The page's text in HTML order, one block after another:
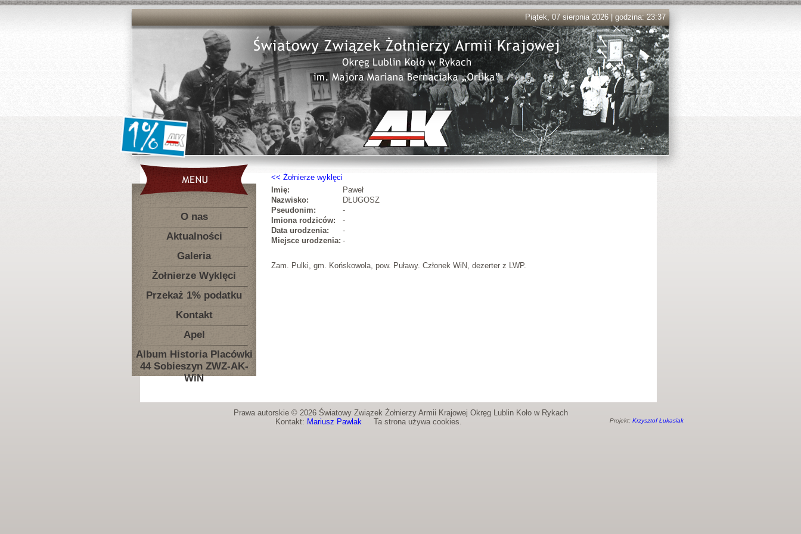
Piątek, 07 sierpnia 2026 | godzina: 23:37
O nas
Aktualności
Galeria
Żołnierze Wyklęci
Przekaż 1% podatku
Kontakt
Apel
Album Historia Placówki
44 Sobieszyn ZWZ-AK-
WiN
Żołnierze wyklęci
Imię:
Paweł
Nazwisko:
DŁUGOSZ
Pseudonim:
-
Imiona rodziców:
-
Data urodzenia:
-
Miejsce urodzenia: -
Zam. Pulki, gm. Końskowola, pow. Puławy. Członek WiN, dezerter z LWP.
Prawa autorskie © 2026 Światowy Związek Żołnierzy Armii Krajowej Okręg Lublin Koło w Rykach
Kontakt: Mariusz PawlakTa strona używa cookies. Projekt: Krzysztof Łukasiak